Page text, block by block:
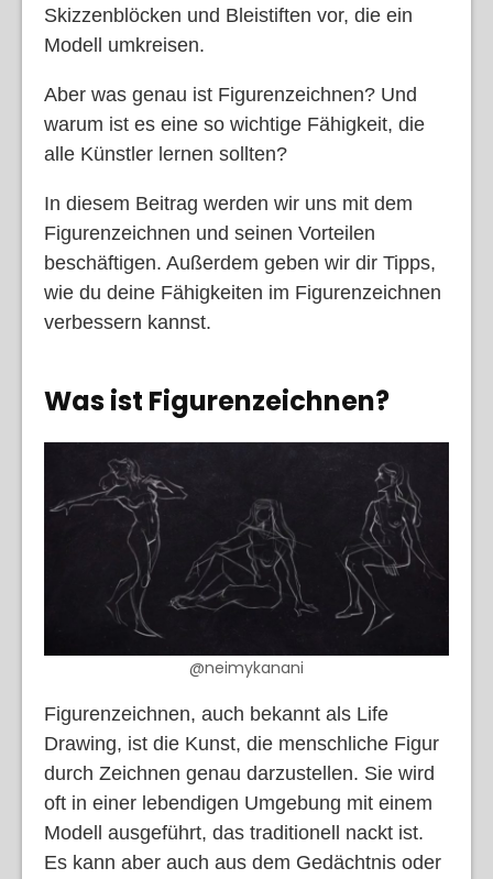
Skizzenblöcken und Bleistiften vor, die ein
Modell umkreisen.
Aber was genau ist Figurenzeichnen? Und
warum ist es eine so wichtige Fähigkeit, die
alle Künstler lernen sollten?
In diesem Beitrag werden wir uns mit dem
Figurenzeichnen und seinen Vorteilen
beschäftigen. Außerdem geben wir dir Tipps,
wie du deine Fähigkeiten im Figurenzeichnen
verbessern kannst.
Was ist Figurenzeichnen?
@neimykanani
Figurenzeichnen, auch bekannt als Life
Drawing, ist die Kunst, die menschliche Figur
durch Zeichnen genau darzustellen. Sie wird
oft in einer lebendigen Umgebung mit einem
Modell ausgeführt, das traditionell nackt ist.
Es kann aber auch aus dem Gedächtnis oder